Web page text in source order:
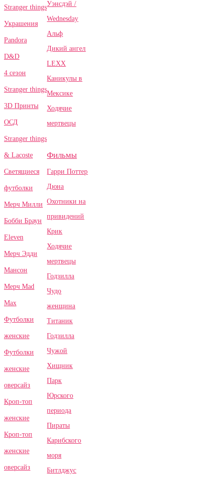
Stranger things
Украшения
Pandora
D&D
4 сезон
Stranger things
3D Принты
ОСД
Stranger things
& Lacoste
Светящиеся
футболки
Мерч Милли
Бобби Браун
Eleven
Мерч Эдди
Мансон
Мерч Mad
Max
Футболки
женские
Футболки
женские
оверсайз
Кроп-топ
женские
Кроп-топ
женские
оверсайз
Уэнсдэй /
Wednesday
Альф
Дикий ангел
LEXX
Каникулы в
Мексике
Ходячие
мертвецы
Фильмы
Гарри Поттер
Дюна
Охотники на
привидений
Крик
Ходячие
мертвецы
Годзилла
Чудо
женщина
Титаник
Годзилла
Чужой
Хищник
Парк
Юрского
периода
Пираты
Карибского
моря
Битлджус